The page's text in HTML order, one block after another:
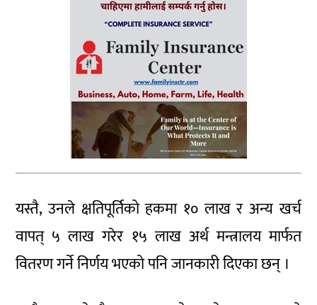
यस्तै, उनले क्षतिपूर्तिको हकमा १० लाख र अन्य खर्च
वापत् ५ लाख गरेर १५ लाख अर्थ मन्त्रालय मार्फत
वितरण गर्ने निर्णय भएको पनि जानकारी दिएका छन् ।